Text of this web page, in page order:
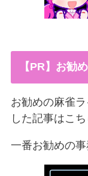
【PR】お勧
お勧めの麻雀
した記事はこち
一番お勧めの